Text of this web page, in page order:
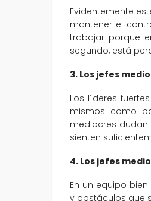
Evidentemente
mantener el
trabajar porque
segundo, está
3. Los jefes
Los líderes
mismos como
mediocres
sienten
4. Los jefes
En un equipo
y obstáculos que